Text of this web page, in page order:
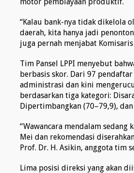
“Kalau bank-nya tidak dikelola
daerah, kita hanya jadi
juga pernah menjabat Komisaris
Tim Pansel LPPI menyebut
berbasis skor. Dari 97
administrasi dan kini
berdasarkan tiga kategori:
Dipertimbangkan (70–79,9),
“Wawancara mendalam sedang
Mei dan rekomendasi
Prof. Dr. H. Asikin, anggota tim
Lima posisi direksi yang akan